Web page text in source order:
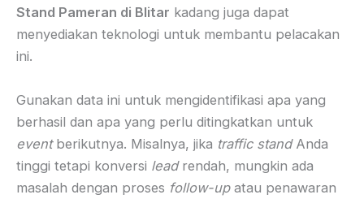
Stand Pameran di Blitar kadang juga dapat
menyediakan teknologi untuk membantu pelacakan
ini.
Gunakan data ini untuk mengidentifikasi apa yang
berhasil dan apa yang perlu ditingkatkan untuk
eventberikutnya. Misalnya, jika traffic standAnda
tinggi tetapi konversi leadrendah, mungkin ada
masalah dengan proses follow-upatau penawaran